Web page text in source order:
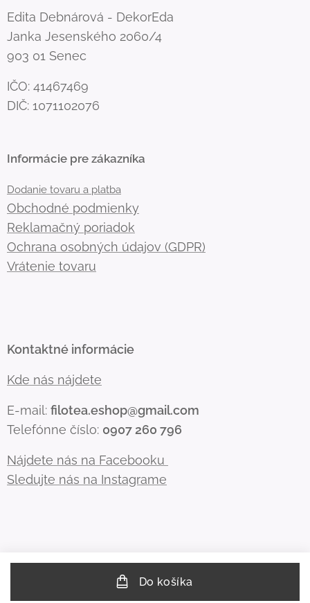
Do košíka
Edita Debnárová - DekorEda
Janka Jesenského 2060/4
903 01 Senec
IČO: 41467469
DIČ: 1071102076
Informácie pre zákazníka
Dodanie tovaru a platba
Obchodné podmienky
Reklamačný poriadok
Ochrana osobných údajov (GDPR)
Vrátenie tovaru
Kontaktné informácie
Kde nás nájdete
E-mail: filotea.eshop@gmail.com
Telefónne číslo: 0907 260 796
Nájdete nás na Facebooku
Sledujte nás na Instagrame